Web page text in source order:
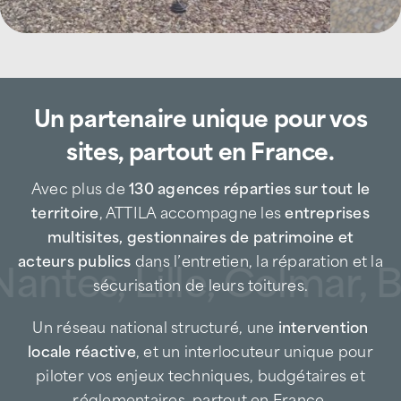
secteur de Provins
démarche préventive afin de limiter les
désordres structurels et les interventions
lourdes, souvent coûteuses pour les
entreprises.
Les interventions concernent notamment :
des bâtiments artisanaux et industriels,
d’activité,
des bâtiments tertiaires et locaux
sites, partout en France.
Avec plus de 130 agences réparties sur tout le
territoire, ATTILA accompagne lesentreprises
multisites, gestionnaires de patrimoine et
acteurs publicsdans l’entretien, la réparation et la
sécurisation de leurs toitures.
locale réactive, et un interlocuteur unique pour
piloter vos enjeux techniques, budgétaires et
réglementaires, partout en France.
Lille, Colmar,